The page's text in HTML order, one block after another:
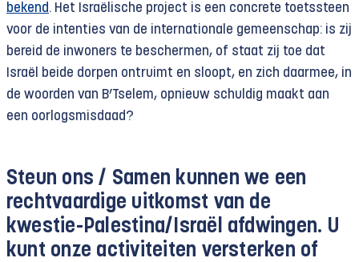
bekend. Het Israëlische project is een concrete toetssteen
voor de intenties van de internationale gemeenschap: is zij
bereid de inwoners te beschermen, of staat zij toe dat
Israël beide dorpen ontruimt en sloopt, en zich daarmee, in
de woorden van B’Tselem, opnieuw schuldig maakt aan
een oorlogsmisdaad?
Steun ons / Samen kunnen we een
rechtvaardige uitkomst van de
kwestie-Palestina/Israël afdwingen. U
kunt onze activiteiten versterken of